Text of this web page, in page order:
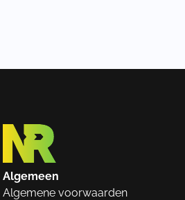
Algemeen
Algemene voorwaarden